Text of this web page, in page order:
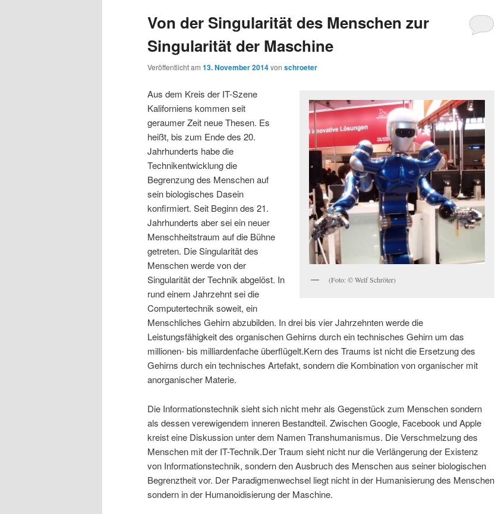
Von der Singularität des Menschen zur
Singularität der Maschine
Veröffentlicht am 13. November 2014von schroeter
(Foto: © Welf Schröter)
Aus dem Kreis der IT-Szene
Kaliforniens kommen seit
geraumer Zeit neue Thesen. Es
heißt, bis zum Ende des 20.
Jahrhunderts habe die
Technikentwicklung die
Begrenzung des Menschen auf
sein biologisches Dasein
konfirmiert. Seit Beginn des 21.
Jahrhunderts aber sei ein neuer
Menschheitstraum auf die Bühne
getreten. Die Singularität des
Menschen werde von der
Singularität der Technik abgelöst. In
rund einem Jahrzehnt sei die
Computertechnik soweit, ein
Menschliches Gehirn abzubilden. In drei bis vier Jahrzehnten werde die
Leistungsfähigkeit des organischen Gehirns durch ein technisches Gehirn um das
millionen- bis milliardenfache überflügelt.Kern des Traums ist nicht die Ersetzung des
Gehirns durch ein technisches Artefakt, sondern die Kombination von organischer mit
anorganischer Materie.
Die Informationstechnik sieht sich nicht mehr als Gegenstück zum Menschen sondern
als dessen verewigendem inneren Bestandteil. Zwischen Google, Facebook und Apple
kreist eine Diskussion unter dem Namen Transhumanismus. Die Verschmelzung des
Menschen mit der IT-Technik.Der Traum sieht nicht nur die Verlängerung der Existenz
von Informationstechnik, sondern den Ausbruch des Menschen aus seiner biologischen
Begrenztheit vor. Der Paradigmenwechsel liegt nicht in der Humanisierung des Menschen
sondern in der Humanoidisierung der Maschine.